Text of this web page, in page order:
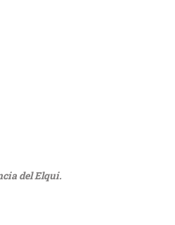
del Elqui.